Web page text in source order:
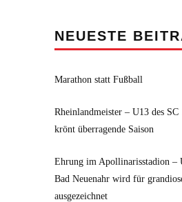
NEUESTE
Marathon statt Fußball
Rheinlandmeister – U13 des SC
krönt überragende Saison
Ehrung im Apollinarisstadion –
Bad Neuenahr wird für
ausgezeichnet